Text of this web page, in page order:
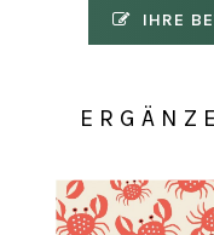
IHRE